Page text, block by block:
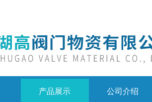
产品展示 公司介绍